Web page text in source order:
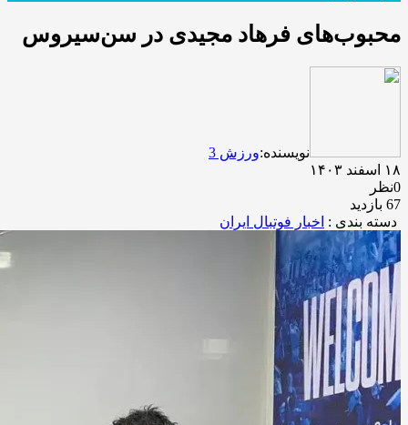
محبوب‌های فرهاد مجیدی در سن‌سیروس
نویسنده:ورزش 3
۱۸ اسفند ۱۴۰۳
0نظر
67 بازدید
دسته بندی : اخبار فوتبال ایران